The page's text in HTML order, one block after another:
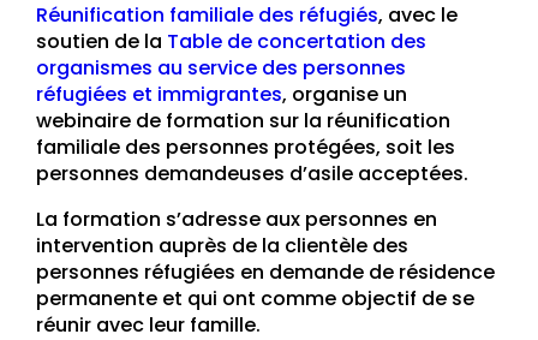
Réunification familiale des réfugiés, avec le
soutien de la Table de concertation des
organismes au service des personnes
réfugiées et immigrantes, organise un
webinaire de formation sur la réunification
familiale des personnes protégées, soit les
personnes demandeuses d’asile acceptées.
La formation s’adresse aux personnes en
intervention auprès de la clientèle des
personnes réfugiées en demande de résidence
permanente et qui ont comme objectif de se
réunir avec leur famille.